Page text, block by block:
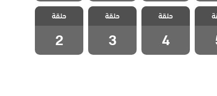
قلب
5
مسلسل قلب
اسود الحلقة 4
حلقة
4
مسلسل قلب
اسود الحلقة 3
حلقة
3
مسلسل قلب
اسود الحلقة 2
حلقة
2